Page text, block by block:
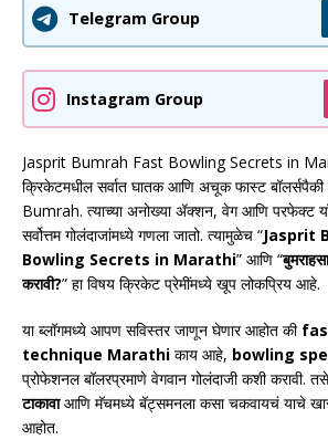
Telegram Group
Instagram Group
Jasprit Bumrah Fast Bowling Secrets in
क्रिकेटमधील सर्वात घातक आणि अचूक फास्ट
Bumrah. त्याच्या अनोख्या ॲक्शन, वेग आणि परफेक्ट
सर्वोत्तम गोलंदाजांमध्ये गणला जातो. त्यामुळेच “Jasprit
Bowling Secrets in Marathi” आणि “
करावी?” हा विषय क्रिकेट प्रेमींमध्ये खूप लोकप्रिय आहे.
या ब्लॉगमध्ये आपण सविस्तर जाणून घेणार आहोत की
technique Marathi काय आहे, bowling
प्रोफेशनल बॉलरप्रमाणे वेगवान गोलंदाजी कशी करावी.
टाकावाआणि मॅचमध्ये बॅट्समनला कसा चकवायचं याचे
आहोत.